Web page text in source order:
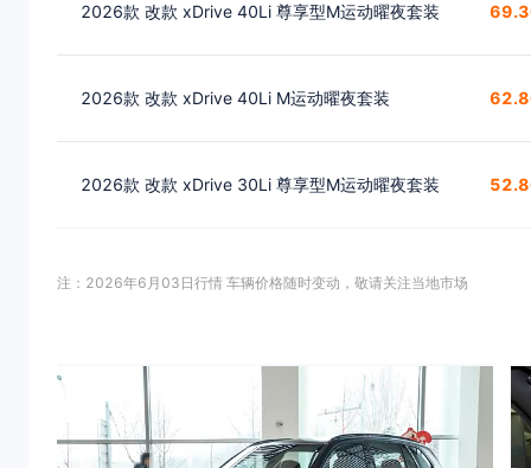
2026款 改款 xDrive 40Li 尊享型M运动曜夜套装
2026款 改款 xDrive 40Li M运动曜夜套装
2026款 改款 xDrive 30Li 尊享型M运动曜夜套装
注：2026年6月03日行情 车辆价格随时变动，敬请关注当地市场